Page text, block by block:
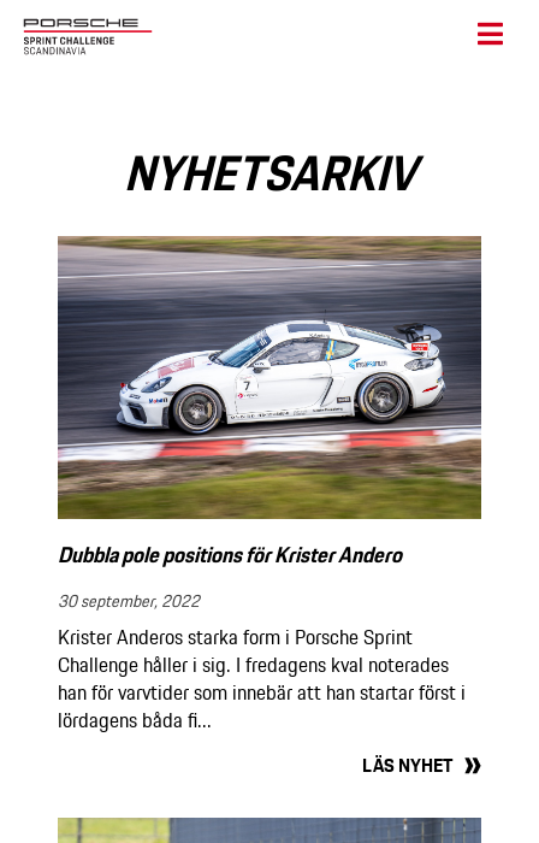
NYHETSARKIV
Dubbla pole positions för Krister Andero
30 september, 2022
Krister Anderos starka form i Porsche Sprint
Challenge håller i sig. I fredagens kval noterades
han för varvtider som innebär att han startar först i
lördagens båda fi...
LÄS NYHET